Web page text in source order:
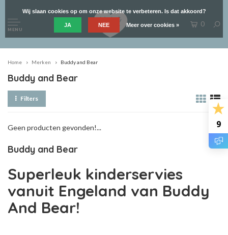
9
MENU
0
Home Merken Buddy and Bear
Buddy and Bear
Filters
Geen producten gevonden!...
Buddy and Bear
Superleuk kinderservies
vanuit Engeland van Buddy
And Bear!
Wij slaan cookies op om onze website te verbeteren. Is dat akkoord?
JA NEE Meer over cookies »